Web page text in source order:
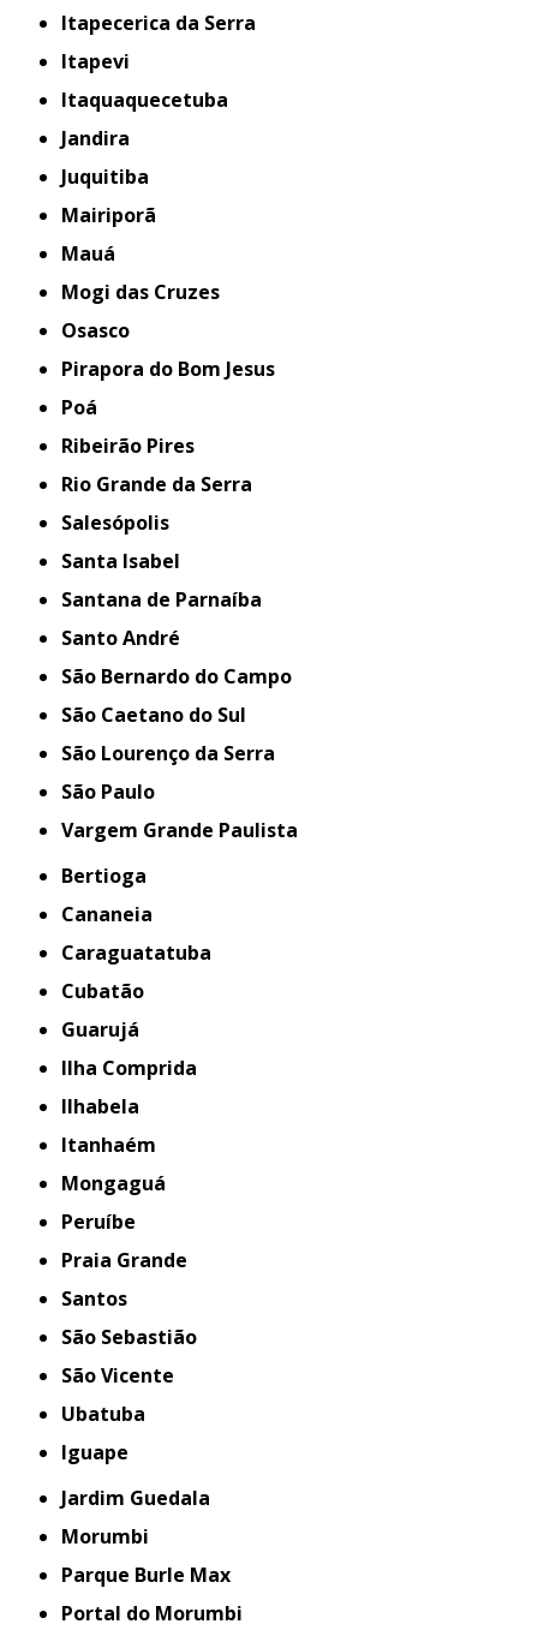
Itapecerica da Serra
Itapevi
Itaquaquecetuba
Jandira
Juquitiba
Mairiporã
Mauá
Mogi das Cruzes
Osasco
Pirapora do Bom Jesus
Poá
Ribeirão Pires
Rio Grande da Serra
Salesópolis
Santa Isabel
Santana de Parnaíba
Santo André
São Bernardo do Campo
São Caetano do Sul
São Lourenço da Serra
São Paulo
Vargem Grande Paulista
Bertioga
Cananeia
Caraguatatuba
Cubatão
Guarujá
Ilha Comprida
Ilhabela
Itanhaém
Mongaguá
Peruíbe
Praia Grande
Santos
São Sebastião
São Vicente
Ubatuba
iguape
Jardim Guedala
Morumbi
Parque Burle Max
Portal do Morumbi